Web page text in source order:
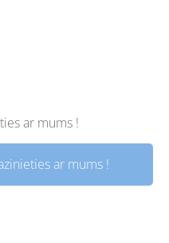
ar mums !
ar mums !